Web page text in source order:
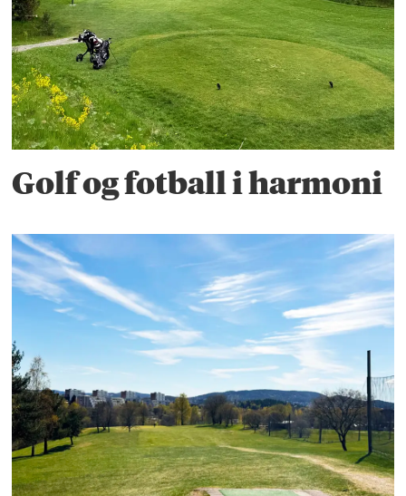
Golf og fotball i harmoni